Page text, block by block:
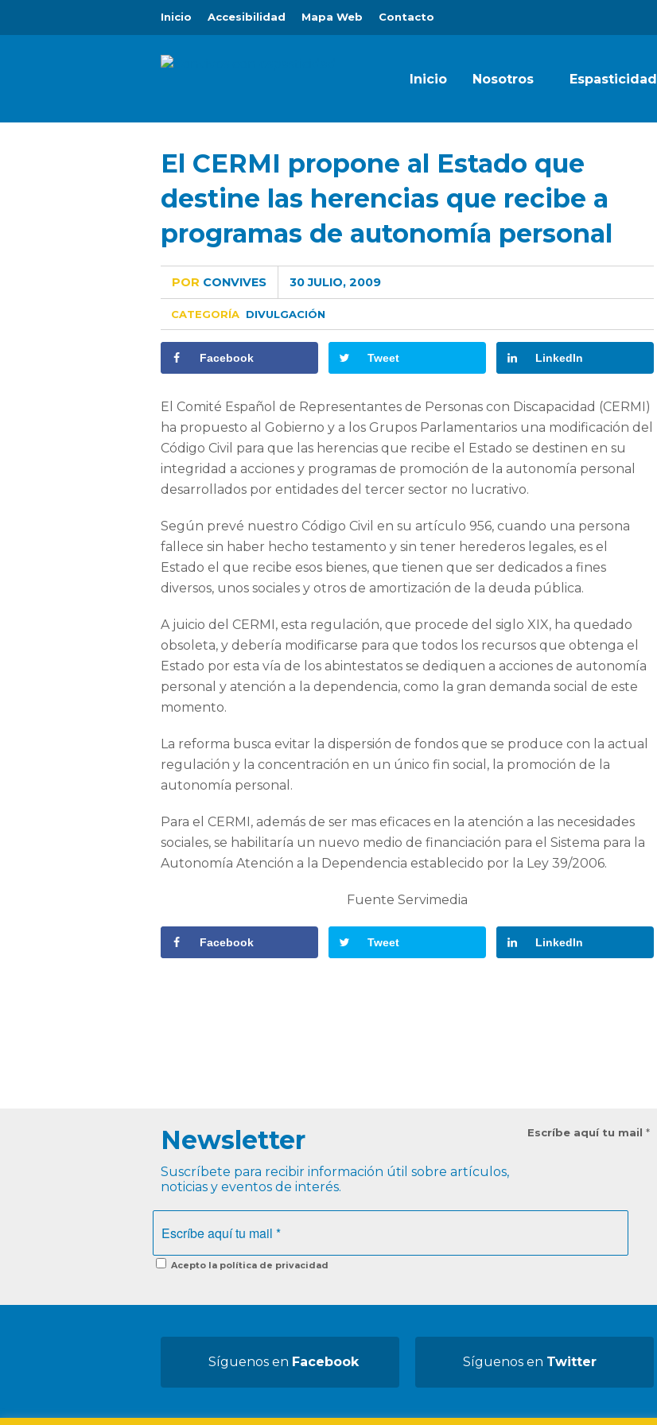
Inicio Accesibilidad Mapa Web Contacto
Inicio Nosotros Espasticidad
El CERMI propone al Estado que
destine las herencias que recibe a
programas de autonomía personal
POR CONVIVES 30 JULIO, 2009
CATEGORÍA DIVULGACIÓN
Facebook Tweet LinkedIn
El Comité Español de Representantes de Personas con Discapacidad (CERMI)
ha propuesto al Gobierno y a los Grupos Parlamentarios una modificación del
Código Civil para que las herencias que recibe el Estado se destinen en su
integridad a acciones y programas de promoción de la autonomía personal
desarrollados por entidades del tercer sector no lucrativo.
Según prevé nuestro Código Civil en su artículo 956, cuando una persona
fallece sin haber hecho testamento y sin tener herederos legales, es el
Estado el que recibe esos bienes, que tienen que ser dedicados a fines
diversos, unos sociales y otros de amortización de la deuda pública.
A juicio del CERMI, esta regulación, que procede del siglo XIX, ha quedado
obsoleta, y debería modificarse para que todos los recursos que obtenga el
Estado por esta vía de los abintestatos se dediquen a acciones de autonomía
personal y atención a la dependencia, como la gran demanda social de este
momento.
La reforma busca evitar la dispersión de fondos que se produce con la actual
regulación y la concentración en un único fin social, la promoción de la
autonomía personal.
Para el CERMI, además de ser mas eficaces en la atención a las necesidades
sociales, se habilitaría un nuevo medio de financiación para el Sistema para la
Autonomía Atención a la Dependencia establecido por la Ley 39/2006.
Fuente Servimedia
Facebook Tweet LinkedIn
Newsletter
Suscríbete para recibir información útil sobre artículos,
noticias y eventos de interés.
Escríbe aquí tu mail *
Acepto la política de privacidad
Síguenos en Facebook Síguenos en Twitter